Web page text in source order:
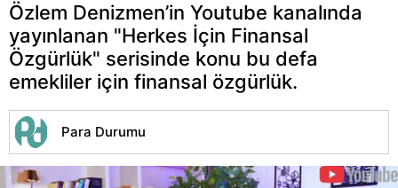
Özlem Denizmen’in Youtube kanalında
yayınlanan "Herkes İçin Finansal
Özgürlük" serisinde konu bu defa
emekliler için finansal özgürlük.
Para Durumu